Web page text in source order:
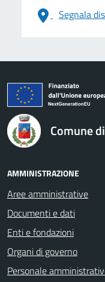
Segnala
logo Unione Europea
Comune
AMMINISTRAZIONE
Aree amministrative
Documenti e dati
Enti e fondazioni
Organi di governo
Personale